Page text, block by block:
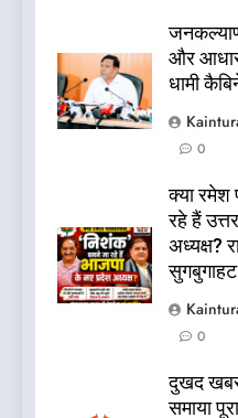
और
धामी
0
क्या रमेश
रहे हैं
अध्यक्ष?
0
दुखद
समाया